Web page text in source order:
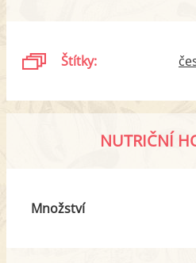
Štítky:
NUTRIČNÍ
Množství